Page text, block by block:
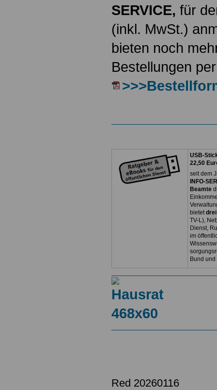
SERVICE, für
(inkl. MwSt.)
bieten noch
Bestellungen
USB-
22,50
seit dem
INFO-
Beamte
bietet
TV-L),
Dienst,
im
Bund
Red 20260116